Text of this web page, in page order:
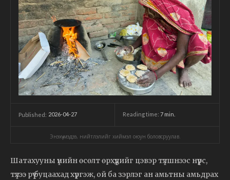
Published: 2026-04-27 Reading time: 7 min.
Энэхүү мэдээ, нийтлэлийг хиймэл оюун боловсруулав.
Шатахууны үнийн өсөлт өрхүүдийг цэвэр түлшнээс нүүрс,
түлээ рүү буцаахад хүргэж, ой ба зэрлэг ан амьтны амьдрах